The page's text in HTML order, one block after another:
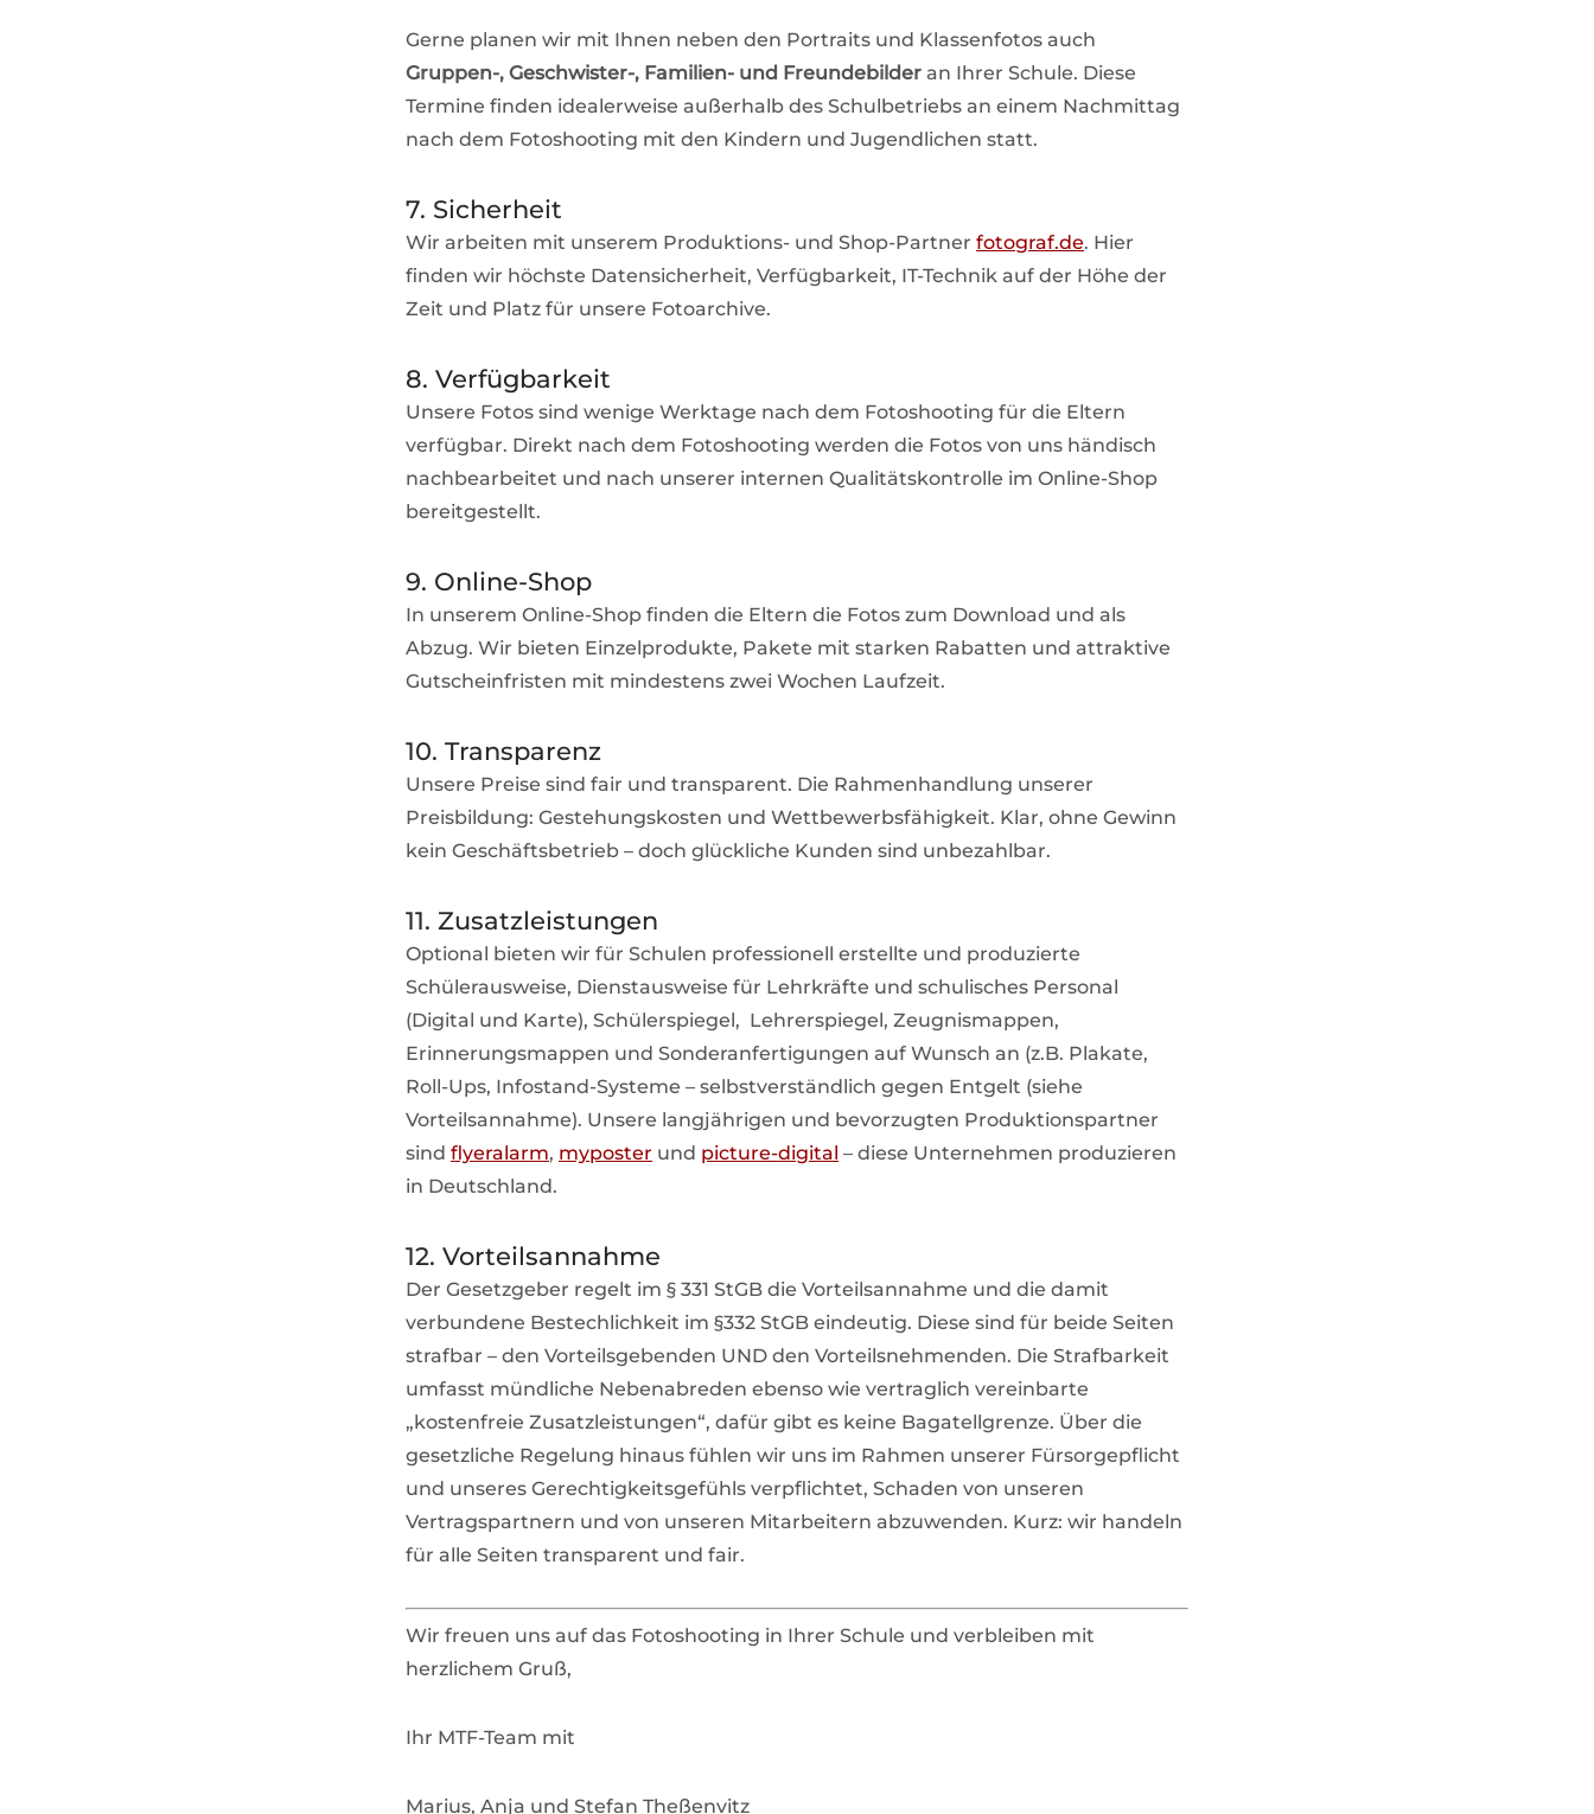
Gerne planen wir mit Ihnen neben den Portraits und Klassenfotos auch
Gruppen-, Geschwister-, Familien- und Freundebilder an Ihrer Schule. Diese
Termine finden idealerweise außerhalb des Schulbetriebs an einem Nachmittag
nach dem Fotoshooting mit den Kindern und Jugendlichen statt.
7. Sicherheit
Wir arbeiten mit unserem Produktions- und Shop-Partner fotograf.de. Hier
finden wir höchste Datensicherheit, Verfügbarkeit, IT-Technik auf der Höhe der
Zeit und Platz für unsere Fotoarchive.
8. Verfügbarkeit
Unsere Fotos sind wenige Werktage nach dem Fotoshooting für die Eltern
verfügbar. Direkt nach dem Fotoshooting werden die Fotos von uns händisch
nachbearbeitet und nach unserer internen Qualitätskontrolle im Online-Shop
bereitgestellt.
9. Online-Shop
In unserem Online-Shop finden die Eltern die Fotos zum Download und als
Abzug. Wir bieten Einzelprodukte, Pakete mit starken Rabatten und attraktive
Gutscheinfristen mit mindestens zwei Wochen Laufzeit.
10. Transparenz
Unsere Preise sind fair und transparent. Die Rahmenhandlung unserer
Preisbildung: Gestehungskosten und Wettbewerbsfähigkeit. Klar, ohne Gewinn
kein Geschäftsbetrieb – doch glückliche Kunden sind unbezahlbar.
11. Zusatzleistungen
Optional bieten wir für Schulen professionell erstellte und produzierte
Schülerausweise, Dienstausweise für Lehrkräfte und schulisches Personal
(Digital und Karte), Schülerspiegel, Lehrerspiegel, Zeugnismappen,
Erinnerungsmappen und Sonderanfertigungen auf Wunsch an (z.B. Plakate,
Roll-Ups, Infostand-Systeme – selbstverständlich gegen Entgelt (siehe
Vorteilsannahme). Unsere langjährigen und bevorzugten Produktionspartner
sind flyeralarm, myposter und picture-digital – diese Unternehmen produzieren
in Deutschland.
12. Vorteilsannahme
Der Gesetzgeber regelt im § 331 StGB die Vorteilsannahme und die damit
verbundene Bestechlichkeit im §332 StGB eindeutig. Diese sind für beide Seiten
strafbar – den Vorteilsgebenden UND den Vorteilsnehmenden. Die Strafbarkeit
umfasst mündliche Nebenabreden ebenso wie vertraglich vereinbarte
„kostenfreie Zusatzleistungen“, dafür gibt es keine Bagatellgrenze. Über die
gesetzliche Regelung hinaus fühlen wir uns im Rahmen unserer Fürsorgepflicht
und unseres Gerechtigkeitsgefühls verpflichtet, Schaden von unseren
Vertragspartnern und von unseren Mitarbeitern abzuwenden. Kurz: wir handeln
für alle Seiten transparent und fair.
Wir freuen uns auf das Fotoshooting in Ihrer Schule und verbleiben mit
herzlichem Gruß,
Ihr MTF-Team mit
Marius, Anja und Stefan Theßenvitz